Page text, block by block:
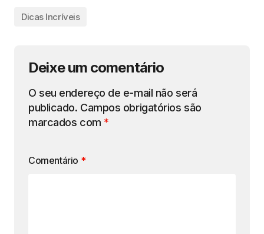
Dicas Incríveis
Deixe um comentário
O seu endereço de e-mail não será
publicado. Campos obrigatórios são
marcados com *
Comentário *